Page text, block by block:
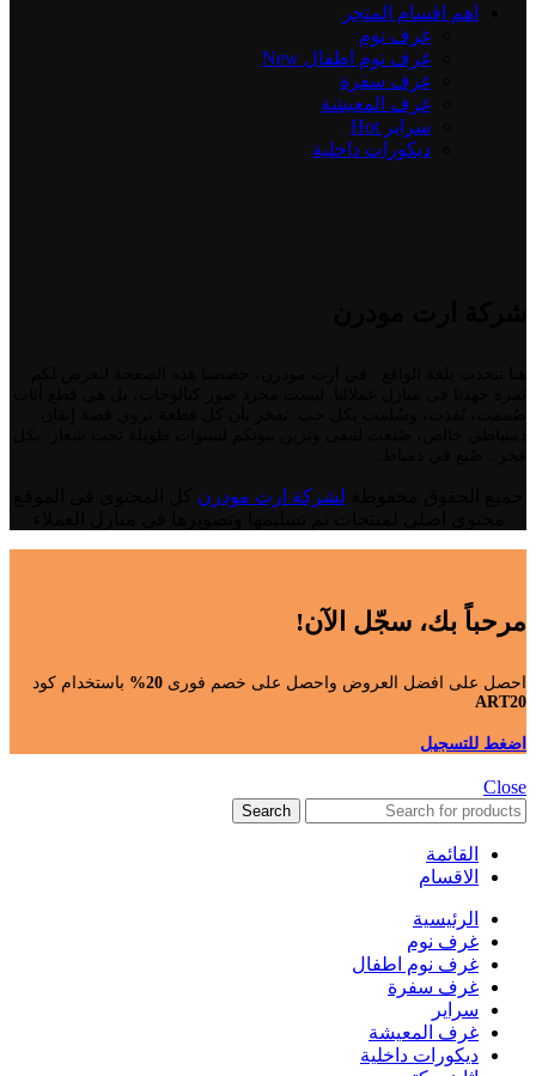
اهم اقسام المتجر
غرف نوم
غرف نوم اطفال New
غرف سفرة
غرف المعيشة
سراير Hot
ديكورات داخلية
لشركة ارت مودرن
مرحباً بك، سجّل الآن!
احصل على افضل العروض واحصل على خصم فورى 20%
باستخدام كود
ART20
اضغط للتسجيل
Close
Search
القائمة
الاقسام
الرئيسية
غرف نوم
غرف نوم اطفال
غرف سفرة
سراير
غرف المعيشة
ديكورات داخلية